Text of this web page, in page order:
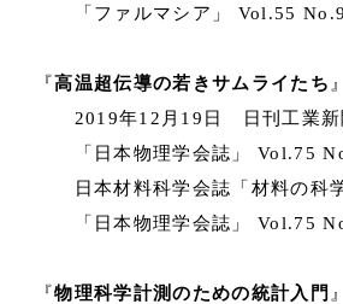
「ファルマシア」 Vol.55 No.9
『高温超伝導の若きサムライたち
2019年12月19日 日刊工業新
「日本物理学会誌」 Vol.75
日本材料科学会誌「材料の科学
「日本物理学会誌」 Vol.75
『物理科学計測のための統計入門